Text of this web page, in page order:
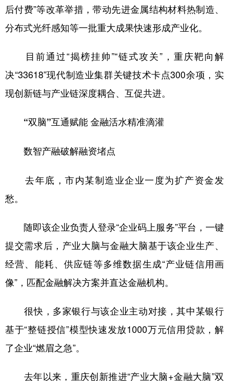
后付费”等改革举措，带动先进金属结构材料热制造、
分布式光纤感知等一批重大成果快速形成产业化。
目前通过“揭榜挂帅”“链式攻关”，重庆靶向解
决“33618”现代制造业集群关键技术卡点300余项，实
现创新链与产业链深度耦合、互促共进。
“双脑”互通赋能 金融活水精准滴灌
数智产融破解融资堵点
去年底，市内某制造业企业一度为扩产资金发
愁。
随即该企业负责人登录“企业码上服务”平台，一键
提交需求后，产业大脑与金融大脑基于该企业生产、
经营、能耗、供应链等多维数据生成“产业链信用画
像”，匹配金融解决方案并直达金融机构。
很快，多家银行与该企业主动对接，其中某银行
基于“整链授信”模型快速发放1000万元信用贷款，解
了企业“燃眉之急”。
去年以来，重庆创新推进“产业大脑+金融大脑”双